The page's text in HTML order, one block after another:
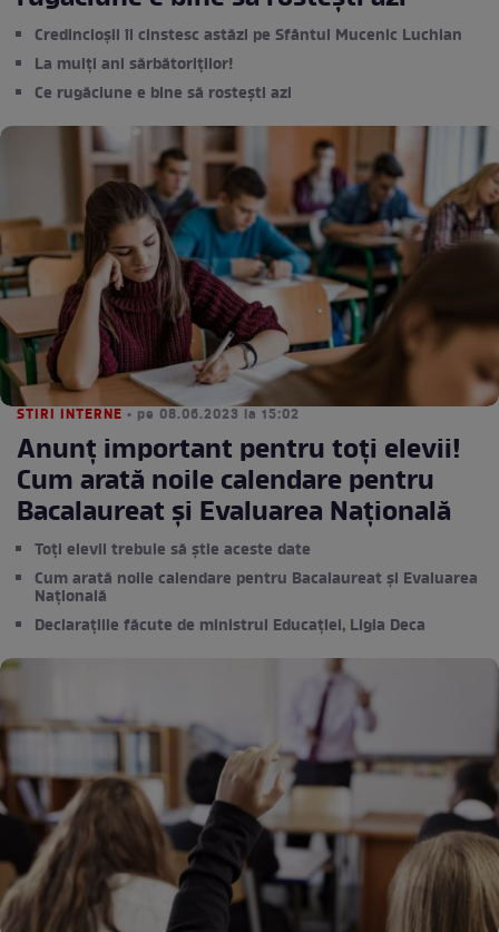
Credincioșii îl cinstesc astăzi pe Sfântul Mucenic Luchian
La mulți ani sărbătoriților!
Ce rugăciune e bine să rostești azi
STIRI INTERNE • pe 08.06.2023 la 15:02
Anunț important pentru toți elevii!
Cum arată noile calendare pentru
Bacalaureat și Evaluarea Națională
Toți elevii trebuie să știe aceste date
Cum arată noile calendare pentru Bacalaureat și Evaluarea
Națională
Declarațiile făcute de ministrul Educației, Ligia Deca